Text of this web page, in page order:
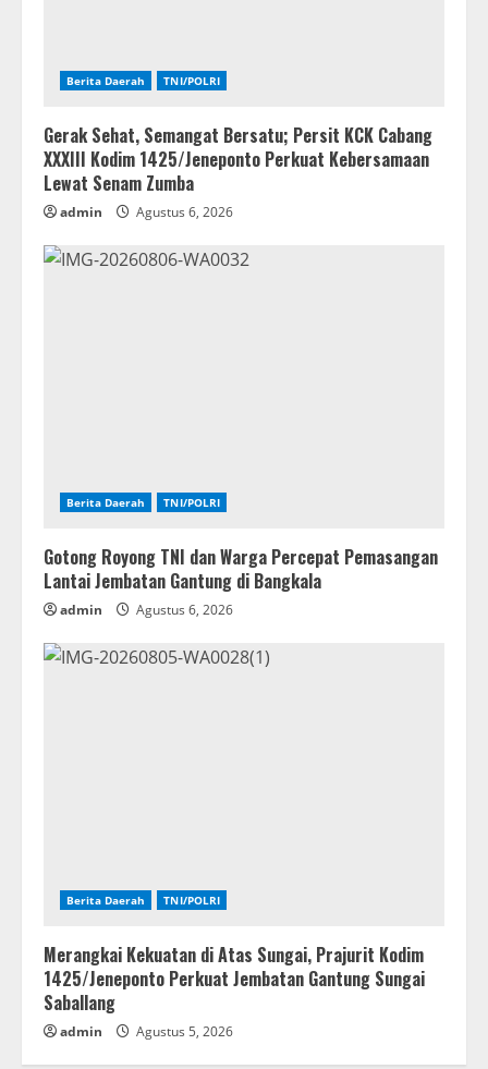
Berita Daerah TNI/POLRI
Gerak Sehat, Semangat Bersatu; Persit KCK Cabang
XXXIII Kodim 1425/Jeneponto Perkuat Kebersamaan
Lewat Senam Zumba
admin Agustus 6, 2026
Berita Daerah TNI/POLRI
Gotong Royong TNI dan Warga Percepat Pemasangan
Lantai Jembatan Gantung di Bangkala
admin Agustus 6, 2026
Berita Daerah TNI/POLRI
Merangkai Kekuatan di Atas Sungai, Prajurit Kodim
1425/Jeneponto Perkuat Jembatan Gantung Sungai
Saballang
admin Agustus 5, 2026